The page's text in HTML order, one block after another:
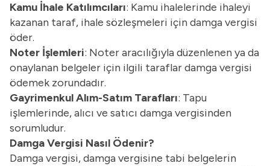
Kamu İhale Katılımcıları: Kamu ihalelerinde ihaleyi
kazanan taraf, ihale sözleşmeleri için damga vergisi
öder.
Noter İşlemleri: Noter aracılığıyla düzenlenen ya da
onaylanan belgeler için ilgili taraflar damga vergisi
ödemek zorundadır.
Gayrimenkul Alım-Satım Tarafları: Tapu
işlemlerinde, alıcı ve satıcı damga vergisinden
sorumludur.
Damga Vergisi Nasıl Ödenir?
Damga vergisi, damga vergisine tabi belgelerin